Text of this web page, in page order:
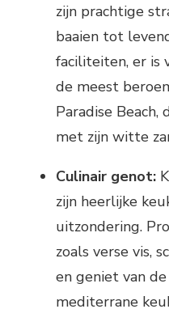
zijn prachtige
baaien tot
faciliteiten, er is
de meest
Paradise Beach,
met zijn witte
Culinair genot:
zijn heerlijke
uitzondering.
zoals verse vis,
en geniet van
mediterrane